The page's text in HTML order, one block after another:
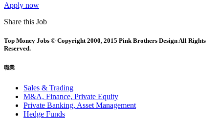
Apply now
Share this Job
Top Money Jobs © Copyright 2000, 2015 Pink Brothers Design All Rights
Reserved.
職業
Sales & Trading
M&A, Finance, Private Equity
Private Banking, Asset Management
Hedge Funds